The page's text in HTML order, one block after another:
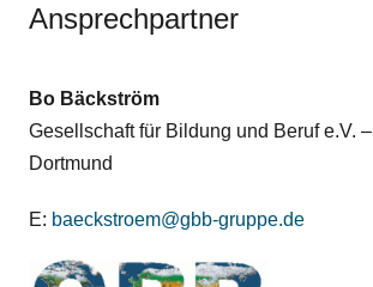
Ansprechpartner
Bo Bäckström
Gesellschaft für Bildung und Beruf e.V. –
Dortmund
E: baeckstroem@gbb-gruppe.de